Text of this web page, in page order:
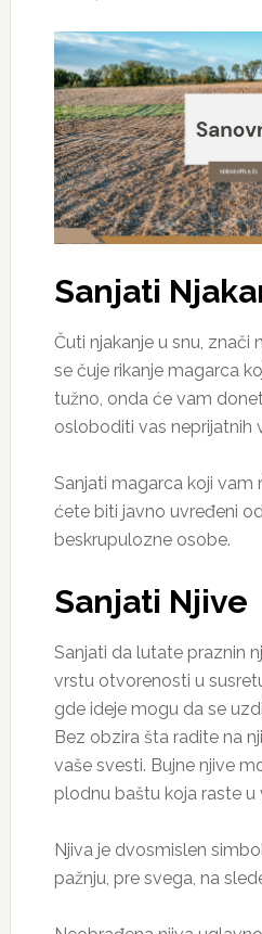
Sanjati
Čuti njakanje u snu, znači
se čuje rikanje magarca
tužno, onda će vam
osloboditi vas neprijatnih
Sanjati magarca koji vam
ćete biti javno uvređeni
beskrupulozne osobe.
Sanjati Njive
Sanjati da lutate praznin
vrstu otvorenosti u
gde ideje mogu da se
Bez obzira šta radite na
vaše svesti. Bujne njive
plodnu baštu koja raste u
Njiva je dvosmislen
pažnju, pre svega, na